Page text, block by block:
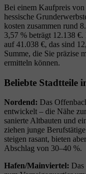
Bei einem Kaufpreis
hessische
kosten zusammen rund
3,57 % beträgt 12.138 €.
auf 41.038 €, das sind
Summe, die Sie präzise
ermitteln können.
Beliebte Stadtteile
Nordend: Das
entwickelt – die Nähe
sanierte Altbauten und
ziehen junge
steigen rasant, bieten
Abschlag von 30–40 %.
Hafen/Mainviertel: